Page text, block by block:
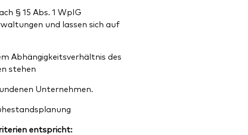
§ 15 Abs. 1 WpIG
und lassen sich auf
Abhängigkeitsverhältnis des
stehen
Unternehmen.
entspricht: